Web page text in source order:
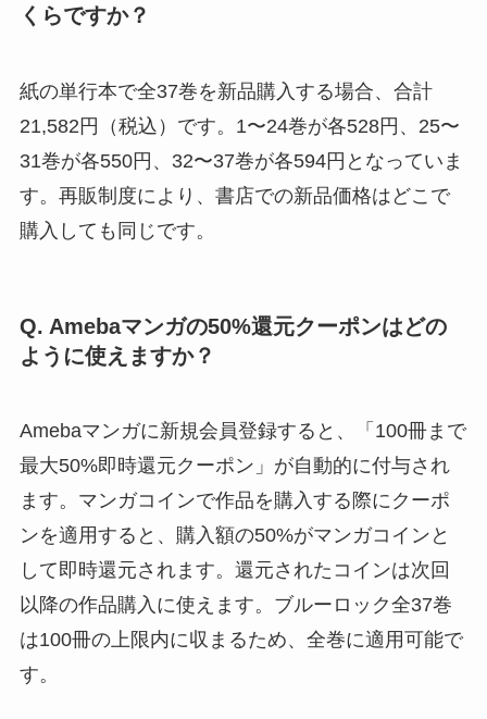
くらですか？
紙の単行本で全37巻を新品購入する場合、合計
21,582円（税込）です。1〜24巻が各528円、25〜
31巻が各550円、32〜37巻が各594円となっていま
す。再販制度により、書店での新品価格はどこで
購入しても同じです。
Q. Amebaマンガの50%還元クーポンはどの
ように使えますか？
Amebaマンガに新規会員登録すると、「100冊まで
最大50%即時還元クーポン」が自動的に付与され
ます。マンガコインで作品を購入する際にクーポ
ンを適用すると、購入額の50%がマンガコインと
して即時還元されます。還元されたコインは次回
以降の作品購入に使えます。ブルーロック全37巻
は100冊の上限内に収まるため、全巻に適用可能で
す。